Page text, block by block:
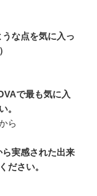
な点を気に入っ
で最も気に入
。
ら
実感された出来
ださい。